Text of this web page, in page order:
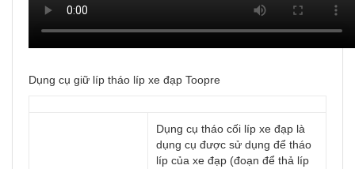
Dụng cụ giữ líp tháo líp xe đạp Toopre
Dụng cụ tháo cối líp xe đạp là
dụng cụ được sử dụng để tháo
líp của xe đạp (đoạn để thả líp